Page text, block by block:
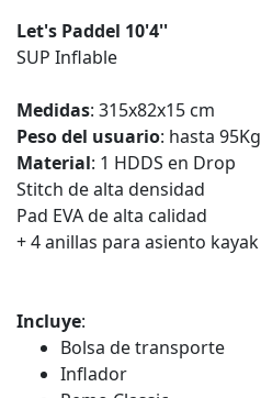
Let's Paddel 10'4''
SUP Inflable
Medidas: 315x82x15 cm
Peso del usuario: hasta 95Kg
Material: 1 HDDS en Drop
Stitch de alta densidad
Pad EVA de alta calidad
+ 4 anillas para asiento kayak
Incluye:
Bolsa de transporte
Inflador